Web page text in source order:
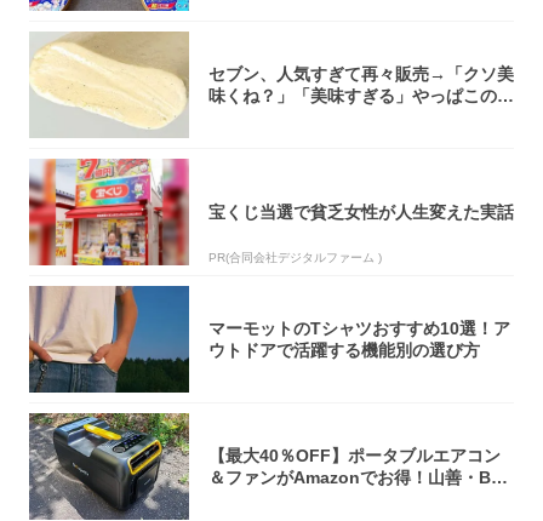
セブン、人気すぎて再々販売→「クソ美
味くね？」「美味すぎる」やっぱこのク
宝くじ当選で貧乏女性が人生変えた実話
PR(合同会社デジタルファーム )
マーモットのTシャツおすすめ10選！ア
ウトドアで活躍する機能別の選び方
【最大40％OFF】ポータブルエアコン
＆ファンがAmazonでお得！山善・Bo